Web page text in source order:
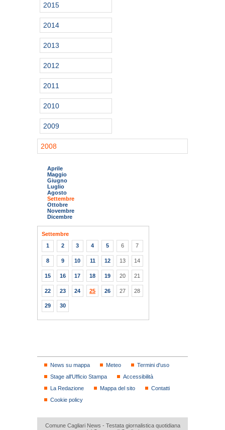
2015
2014
2013
2012
2011
2010
2009
2008
Aprile
Maggio
Giugno
Luglio
Agosto
Settembre
Ottobre
Novembre
Dicembre
Settembre
1
2 3 4 5 6 7
8 9 10 11 12 13 14
15 16 17 18 19 20 21
22 23 24 25 26 27 28
29 30
News su mappa Meteo
Termini d'uso
Stage all'Ufficio Stampa
Accessibilità
La Redazione
Mappa del sito
Contatti
Cookie policy
Comune Cagliari News - Testata giornalistica quotidiana